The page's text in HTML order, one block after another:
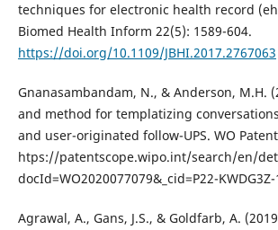
techniques for electronic health record
Biomed Health Inform 22(5): 1589-604.
https://doi.org/10.1109/JBHI.2017.2767063
Gnanasambandam, N., & Anderson, M.H.
and method for templatizing
and user-originated follow-UPS. WO
htps://patentscope.wipo.int/search/en/
docId=WO2020077079&_cid=P22-
Agrawal, A., Gans, J.S., & Goldfarb, A.